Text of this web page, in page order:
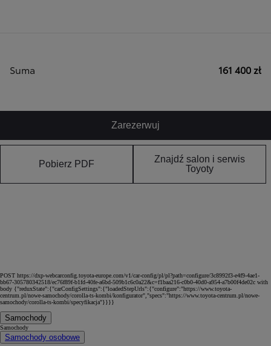
Suma 161 400 zł
Zarezerwuj
Pobierz PDF
Znajdź salon i serwis
Toyoty
POST https://dxp-webcarconfig.toyota-europe.com/v1/car-config/pl/pl?path=configure/3c8992f3-e4f9-4ae1-
bb67-305780342518/ec76f89f-b1fd-40fe-a6bd-509b1c6c0a22&c=f1baa216-c0b0-40d0-a954-a7b00f4de02c with
body {"reduxState":{"carConfigSettings":{"loadedStepUrls":{"configure":"https://www.toyota-
centrum.pl/nowe-samochody/corolla-ts-kombi/konfigurator","specs":"https://www.toyota-centrum.pl/nowe-
samochody/corolla-ts-kombi/specyfikacja"}}}}
Samochody
Samochody
Samochody osobowe